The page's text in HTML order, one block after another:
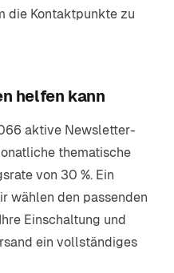
die Kontaktpunkte zu
helfen kann
aktive Newsletter-
thematische
von 30 %. Ein
wählen den passenden
Einschaltung und
ein vollständiges